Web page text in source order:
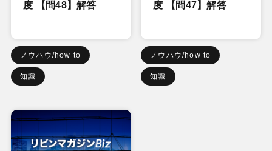
度 【問48】解答
ノウハウ/how to
知識
度 【問47】解答
ノウハウ/how to
知識